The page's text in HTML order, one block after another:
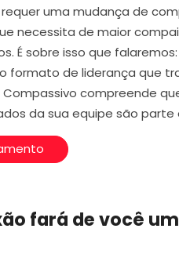
requer uma mudança de
necessita de maior
É sobre isso que
formato de liderança que
Compassivo compreende
da sua equipe são parte
fará de você